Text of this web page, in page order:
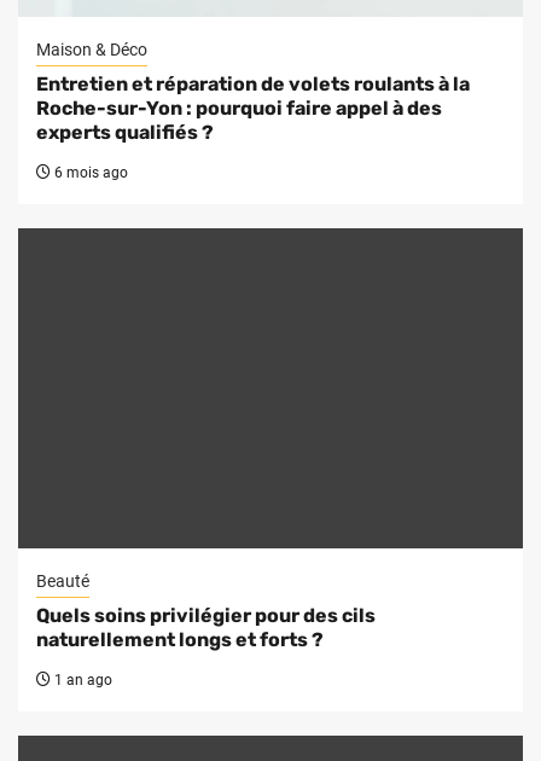
Maison & Déco
Entretien et réparation de volets roulants à la
Roche-sur-Yon : pourquoi faire appel à des
experts qualifiés ?
6 mois ago
Beauté
Quels soins privilégier pour des cils
naturellement longs et forts ?
1 an ago